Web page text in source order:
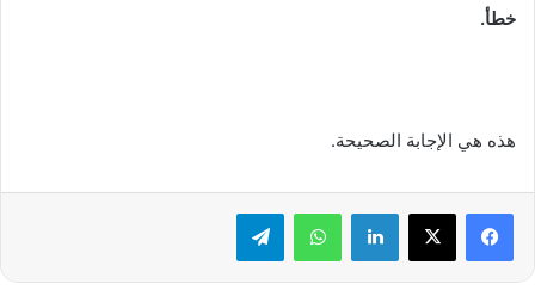
خطأ.
هذه هي الإجابة الصحيحة.
لينكدإن واتساب تيلقرام